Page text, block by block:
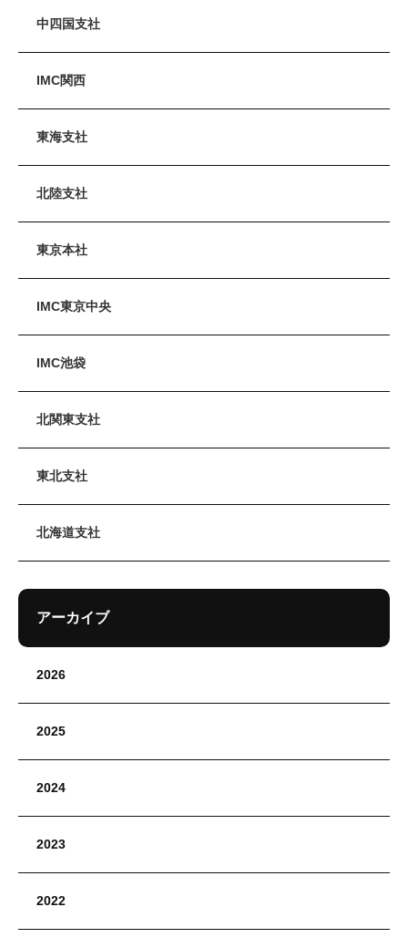
中四国支社
IMC関西
東海支社
北陸支社
東京本社
IMC東京中央
IMC池袋
北関東支社
東北支社
北海道支社
アーカイブ
2026
2025
2024
2023
2022